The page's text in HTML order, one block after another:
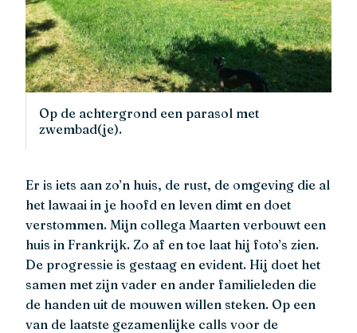
Op de achtergrond een parasol met
zwembad(je).
Er is iets aan zo’n huis, de rust, de omgeving die al
het lawaai in je hoofd en leven dimt en doet
verstommen. Mijn collega Maarten verbouwt een
huis in Frankrijk. Zo af en toe laat hij foto’s zien.
De progressie is gestaag en evident. Hij doet het
samen met zijn vader en ander familieleden die
de handen uit de mouwen willen steken. Op een
van de laatste gezamenlijke calls voor de